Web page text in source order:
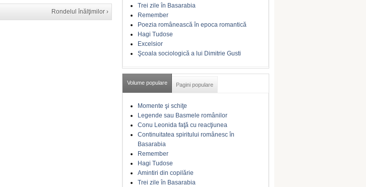
Rondelul înălţimilor ›
Trei zile în Basarabia
Remember
Poezia românească în epoca romantică
Hagi Tudose
Excelsior
Şcoala sociologică a lui Dimitrie Gusti
Volume populare Pagini populare
Momente şi schiţe
Legende sau Basmele românilor
Conu Leonida faţă cu reacţiunea
Continuitatea spiritului românesc în
Basarabia
Remember
Hagi Tudose
Amintiri din copilărie
Trei zile în Basarabia